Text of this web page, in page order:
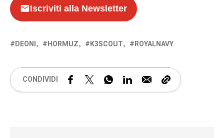
Iscriviti alla Newsletter
DEONI HORMUZ K3SCOUT ROYALNAVY
CONDIVIDI